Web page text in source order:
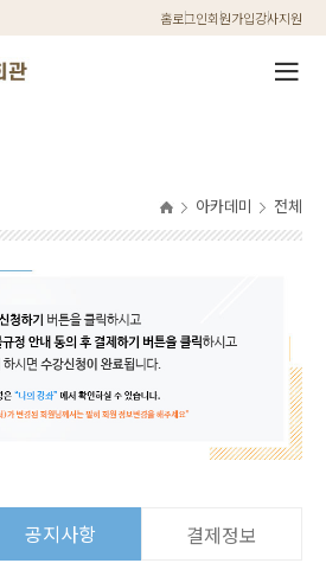
홈로그인회원가입강사지원
아카데미 전체
공지사항 결제정보